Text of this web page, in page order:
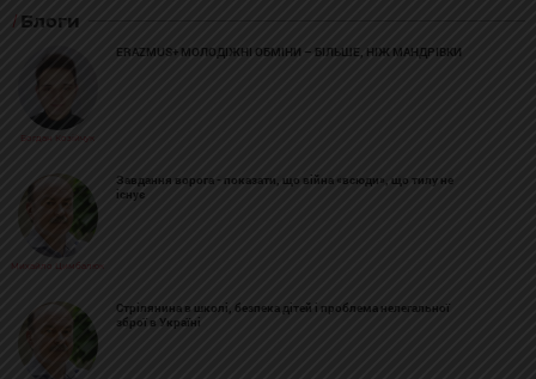
Блоги
Богдан Козійчук
ERAZMUS+ МОЛОДІЖНІ ОБМІНИ – БІЛЬШЕ, НІЖ МАНДРІВКИ
Михайло Цимбалюк
Завдання ворога - показати, що війна «всюди», що тилу не
існує
Стрілянина в школі, безпека дітей і проблема нелегальної
зброї в Україні